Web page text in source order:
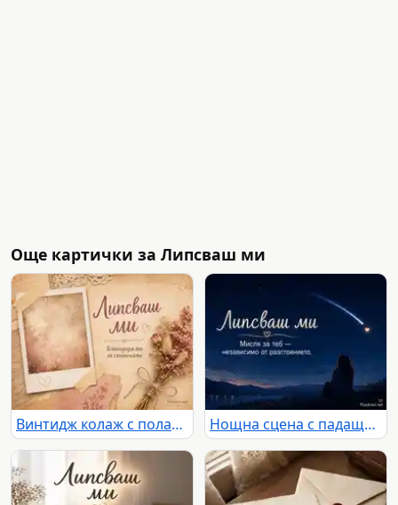
Още картички за Липсваш ми
Винтидж колаж с полароид и сухи цветя с надпис „Липсваш ми“ и „Благодаря ти за спомените“ Нощна сцена с падаща звезда и послание „Липсваш ми“ за мисълта, която преодолява разстоянието